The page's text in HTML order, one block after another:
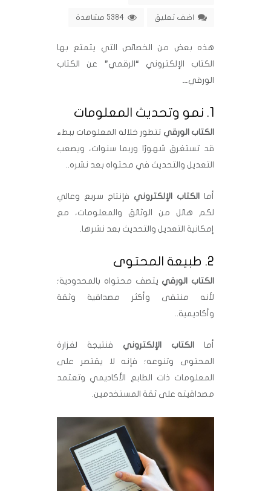
اضف تعليق
هذه بعض من الخصائص التي يتمتع بها
الكتاب الإلكتروني “الرقمي” عن الكتاب
الورقي…
1. نمو وتحديث المعلومات
الكتاب الورقي تتطور خلاله المعلومات ببطء
قد تستغرق شهورًا وربما سنوات، ويصعب
التعديل والتحديث في محتواه بعد نشره..
أما الكتاب الإلكتروني فإنتاج سريع وعالي
لكم هائل من الوثائق والمعلومات، مع
إمكانية التعديل والتحديث بعد نشرها.
2. طبيعة المحتوى
الكتاب الورقي يتصف محتواه بالمحدودية؛
لأنه منتقى وأكثر مصداقية وثقة
وأكاديمية..
أما الكتاب الإلكتروني فنتيجة لغزارة
المحتوى وتنوعه؛ فإنه لا يقتصر على
المعلومات ذات الطابع الأكاديمي وتعتمد
مصداقيته على ثقة المستخدمين.